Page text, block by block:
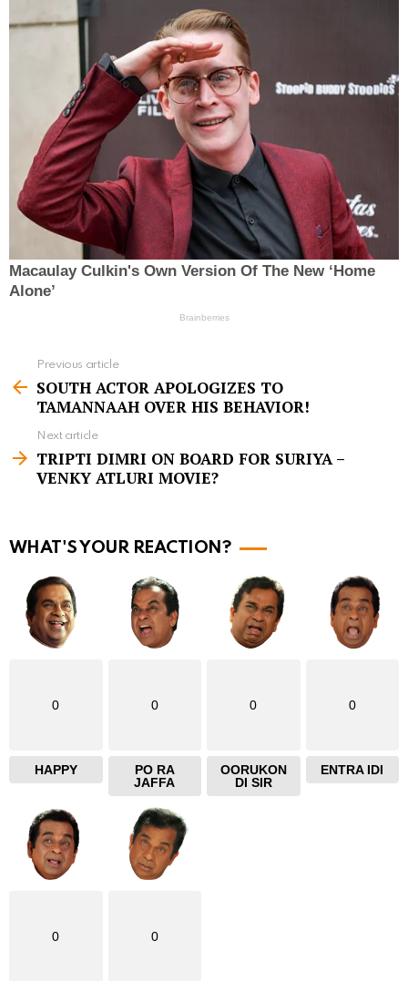
e
m
e
Previous article
SOUTH ACTOR APOLOGIZES TO
TAMANNAAH OVER HIS BEHAVIOR!
Next article
TRIPTI DIMRI ON BOARD FOR SURIYA –
VENKY ATLURI MOVIE?
WHAT'S YOUR REACTION?
0
HAPPY
0
PO RA
JAFFA
0
OORUKON
DI SIR
0
ENTRA IDI
0 0